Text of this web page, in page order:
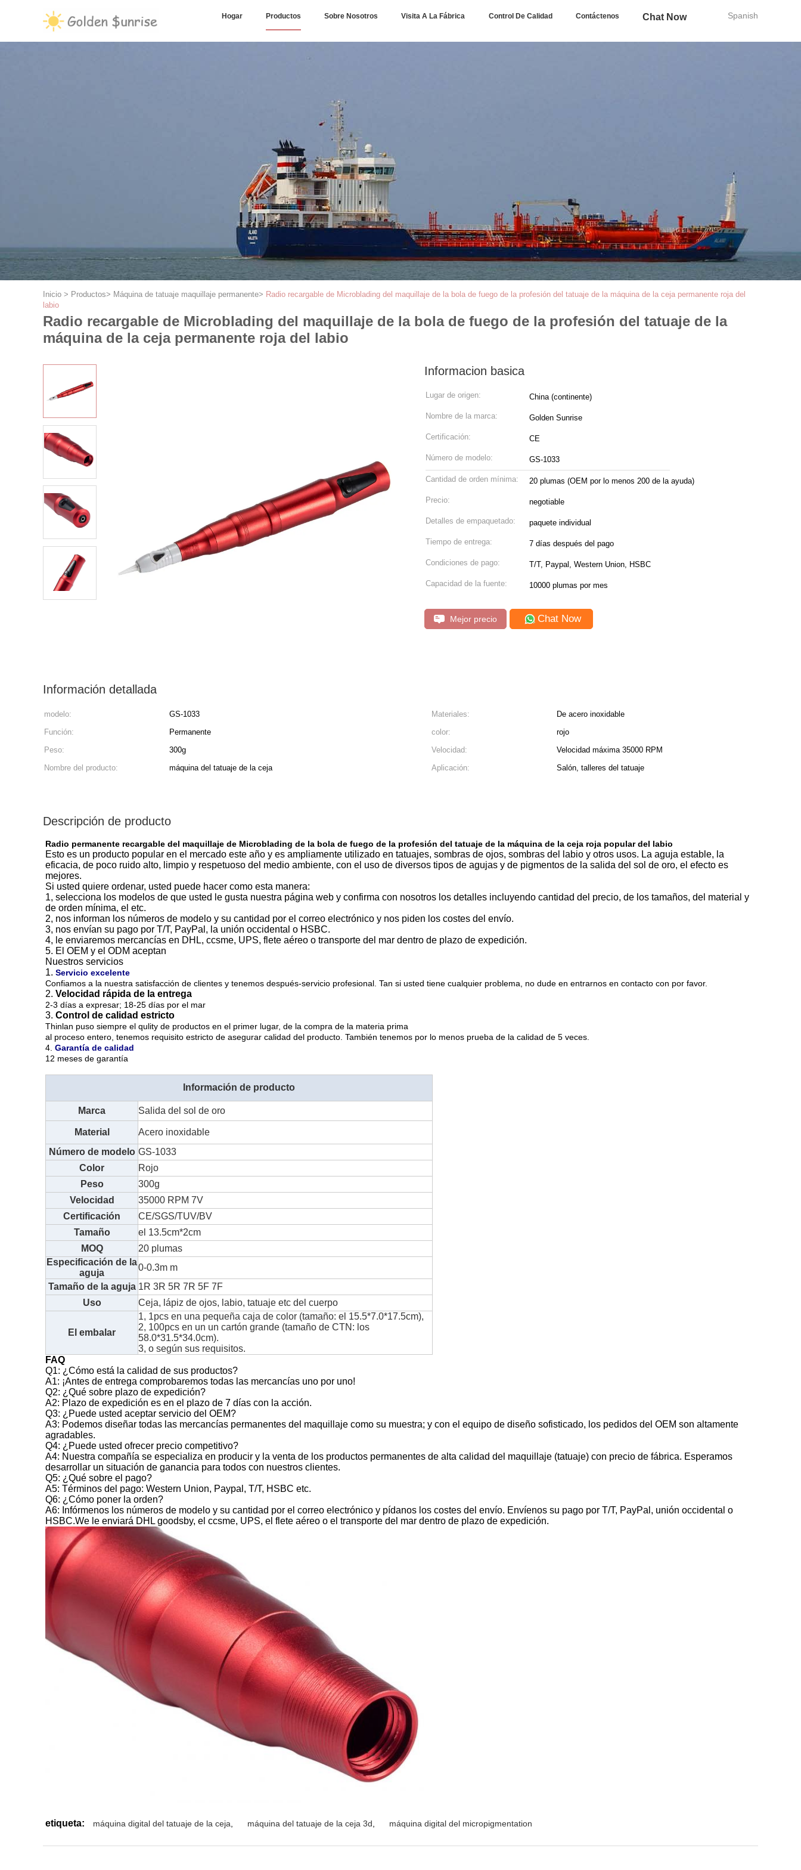
Spanish
Hogar Productos Sobre Nosotros Visita A La Fábrica Control De Calidad Contáctenos Chat Now
Inicio > Productos> Máquina de tatuaje maquillaje permanente> Radio recargable de Microblading del maquillaje de la bola de fuego de la profesión del tatuaje de la máquina de la ceja permanente roja del
labio
Radio recargable de Microblading del maquillaje de la bola de fuego de la profesión del tatuaje de la
máquina de la ceja permanente roja del labio
Informacion basica
Lugar de origen: China (continente)
Nombre de la marca: Golden Sunrise
Certificación: CE
Número de modelo: GS-1033
Cantidad de orden mínima: 20 plumas (OEM por lo menos 200 de la ayuda)
Precio: negotiable
Detalles de empaquetado: paquete individual
Tiempo de entrega: 7 días después del pago
Condiciones de pago: T/T, Paypal, Western Union, HSBC
Capacidad de la fuente: 10000 plumas por mes
Mejor precio Chat Now
Información detallada
modelo: GS-1033 Materiales:
De acero inoxidable
Función:
Permanente color:
rojo
Peso:
300g Velocidad:
Velocidad máxima 35000 RPM
Nombre del producto:
máquina del tatuaje de la ceja Aplicación: Salón, talleres del tatuaje
Descripción de producto
Radio permanente recargable del maquillaje de Microblading de la bola de fuego de la profesión del tatuaje de la máquina de la ceja roja popular del labio
Esto es un producto popular en el mercado este año y es ampliamente utilizado en tatuajes, sombras de ojos, sombras del labio y otros usos. La aguja estable, la
eficacia, de poco ruido alto, limpio y respetuoso del medio ambiente, con el uso de diversos tipos de agujas y de pigmentos de la salida del sol de oro, el efecto es
mejores.
Si usted quiere ordenar, usted puede hacer como esta manera:
1, selecciona los modelos de que usted le gusta nuestra página web y confirma con nosotros los detalles incluyendo cantidad del precio, de los tamaños, del material y
de orden mínima, el etc.
2, nos informan los números de modelo y su cantidad por el correo electrónico y nos piden los costes del envío.
3, nos envían su pago por T/T, PayPal, la unión occidental o HSBC.
4, le enviaremos mercancías en DHL, ccsme, UPS, flete aéreo o transporte del mar dentro de plazo de expedición.
5. El OEM y el ODM aceptan
Nuestros servicios
1. Servicio excelente
Confiamos a la nuestra satisfacción de clientes y tenemos después-servicio profesional. Tan si usted tiene cualquier problema, no dude en entrarnos en contacto con por favor.
2. Velocidad rápida de la entrega
2-3 días a expresar; 18-25 días por el mar
3. Control de calidad estricto
Thinlan puso siempre el qulity de productos en el primer lugar, de la compra de la materia prima
al proceso entero, tenemos requisito estricto de asegurar calidad del producto. También tenemos por lo menos prueba de la calidad de 5 veces.
4. Garantía de calidad
12 meses de garantía
Información de producto
Marca Salida del sol de oro
Material
Acero inoxidable
Número de modelo GS-1033
Color
Rojo
Peso
300g
Velocidad
35000 RPM 7V
Certificación
CE/SGS/TUV/BV
Tamaño
el 13.5cm*2cm
MOQ
20 plumas
Especificación de la
aguja
0-0.3m m
Tamaño de la aguja 1R 3R 5R 7R 5F 7F
Uso
Ceja, lápiz de ojos, labio, tatuaje etc del cuerpo
El embalar
1, 1pcs en una pequeña caja de color (tamaño: el 15.5*7.0*17.5cm),
2, 100pcs en un un cartón grande (tamaño de CTN: los
58.0*31.5*34.0cm).
3, o según sus requisitos.
FAQ
Q1: ¿Cómo está la calidad de sus productos?
A1: ¡Antes de entrega comprobaremos todas las mercancías uno por uno!
Q2: ¿Qué sobre plazo de expedición?
A2: Plazo de expedición es en el plazo de 7 días con la acción.
Q3: ¿Puede usted aceptar servicio del OEM?
A3: Podemos diseñar todas las mercancías permanentes del maquillaje como su muestra; y con el equipo de diseño sofisticado, los pedidos del OEM son altamente
agradables.
Q4: ¿Puede usted ofrecer precio competitivo?
A4: Nuestra compañía se especializa en producir y la venta de los productos permanentes de alta calidad del maquillaje (tatuaje) con precio de fábrica. Esperamos
desarrollar un situación de ganancia para todos con nuestros clientes.
Q5: ¿Qué sobre el pago?
A5: Términos del pago: Western Union, Paypal, T/T, HSBC etc.
Q6: ¿Cómo poner la orden?
A6: Infórmenos los números de modelo y su cantidad por el correo electrónico y pídanos los costes del envío. Envíenos su pago por T/T, PayPal, unión occidental o
HSBC.We le enviará DHL goodsby, el ccsme, UPS, el flete aéreo o el transporte del mar dentro de plazo de expedición.
etiqueta: máquina digital del tatuaje de la ceja máquina del tatuaje de la ceja 3d máquina digital del micropigmentation